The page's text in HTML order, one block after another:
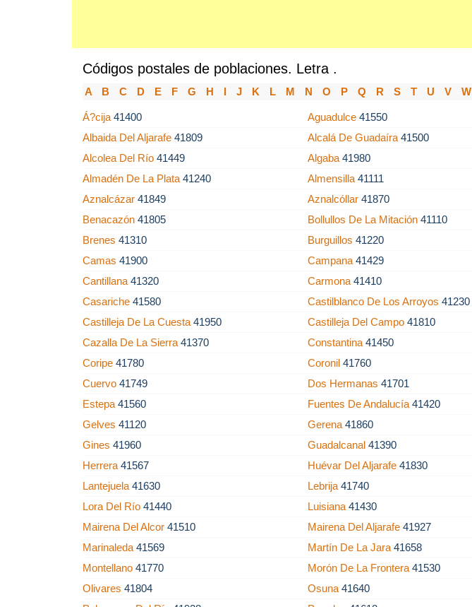
Códigos postales de poblaciones. Letra .
A B C D E F G H I J K L M N O P Q R S T U V W
Á?cija 41400 Aguadulce41550
Albaida Del Aljarafe 41809 Alcalá De Guadaíra41500
Alcolea Del Río 41449 Algaba41980
Almadén De La Plata 41240 Almensilla41111
Aznalcázar 41849 Aznalcóllar41870
Benacazón 41805 Bollullos De La Mitación41110
Brenes 41310 Burguillos41220
Camas 41900 Campana41429
Cantillana 41320 Carmona41410
Casariche 41580 Castilblanco De Los Arroyos41230
Castilleja De La Cuesta 41950 Castilleja Del Campo41810
Cazalla De La Sierra 41370 Constantina41450
Coripe 41780 Coronil41760
Cuervo 41749 Dos Hermanas41701
Estepa 41560 Fuentes De Andalucía41420
Gelves 41120 Gerena41860
Gines 41960 Guadalcanal41390
Herrera 41567 Huévar Del Aljarafe41830
Lantejuela 41630 Lebrija41740
Lora Del Río 41440 Luisiana41430
Mairena Del Alcor 41510 Mairena Del Aljarafe41927
Marinaleda 41569 Martín De La Jara41658
Montellano 41770 Morón De La Frontera41530
Olivares 41804 Osuna41640